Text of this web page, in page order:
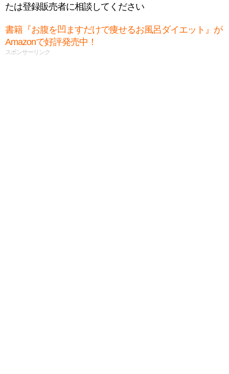
たは登録販売者に相談してください
書籍『お腹を凹ますだけで痩せるお風呂ダイエット』が
Amazonで好評発売中！
スポンサーリンク